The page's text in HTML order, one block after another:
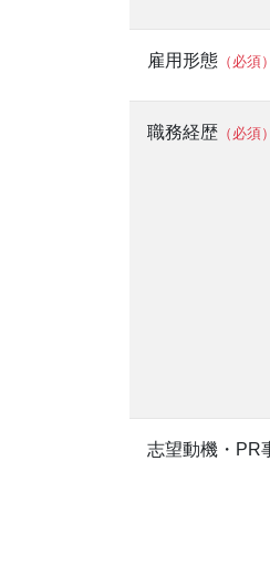
雇用形態 （必須）
職務経歴 （必須）
志望動機・PR